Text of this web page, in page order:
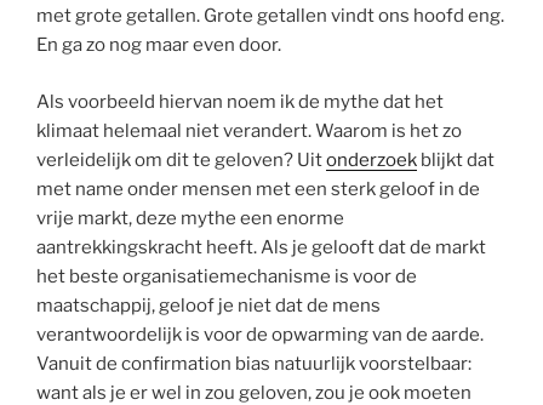
met grote getallen. Grote getallen vindt ons hoofd eng.
En ga zo nog maar even door.
Als voorbeeld hiervan noem ik de mythe dat het
klimaat helemaal niet verandert. Waarom is het zo
verleidelijk om dit te geloven? Uitonderzoek blijkt dat
met name onder mensen met een sterk geloof in de
vrije markt, deze mythe een enorme
aantrekkingskracht heeft. Als je gelooft dat de markt
het beste organisatiemechanisme is voor de
maatschappij, geloof je niet dat de mens
verantwoordelijk is voor de opwarming van de aarde.
Vanuit de confirmation bias natuurlijk voorstelbaar:
want als je er wel in zou geloven, zou je ook moeten